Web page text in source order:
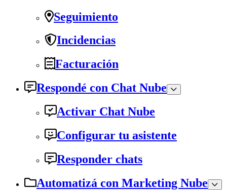
Seguimiento
Incidencias
Facturación
Respondé con Chat Nube
Activar Chat Nube
Configurar tu asistente
Responder chats
Automatizá con Marketing Nube